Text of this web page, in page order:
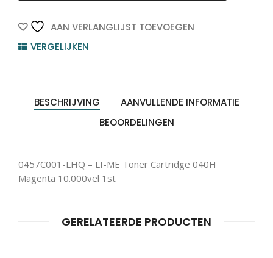
Cartridge
040H
Magenta
AAN VERLANGLIJST TOEVOEGEN
VERGELIJKEN
BESCHRIJVING
AANVULLENDE INFORMATIE
BEOORDELINGEN
0457C001-LHQ – LI-ME Toner Cartridge 040H
Magenta 10.000vel 1st
GERELATEERDE PRODUCTEN
zoeken ZOEKEN